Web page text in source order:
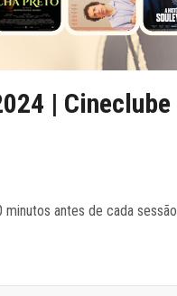
|
antes de cada sessão